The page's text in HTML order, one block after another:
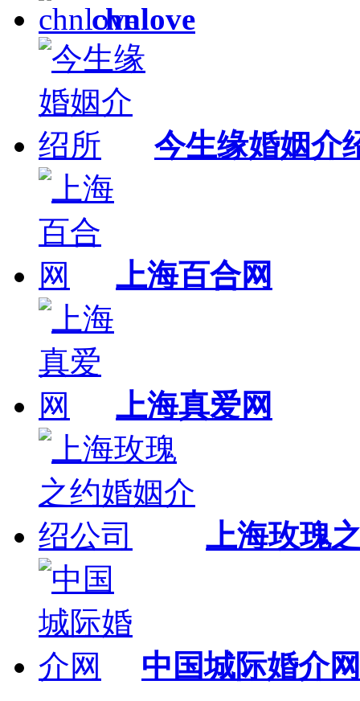
chnlove
今生缘婚姻介
上海百合网
上海真爱网
上海玫瑰
中国城际婚介网